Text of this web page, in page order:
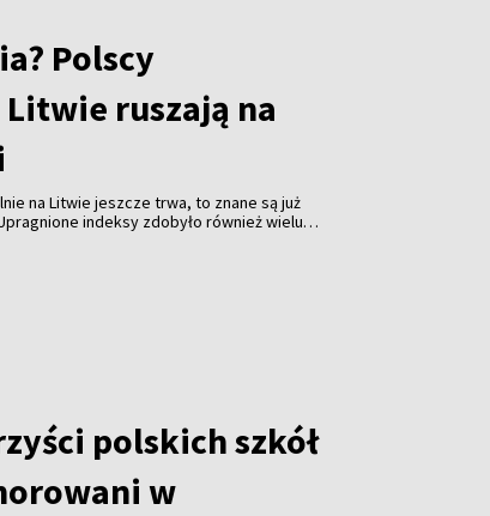
Polscy
ruszają na
na Litwie jeszcze trwa, to znane są już
indeksy zdobyło również wielu
polskich szkół
w